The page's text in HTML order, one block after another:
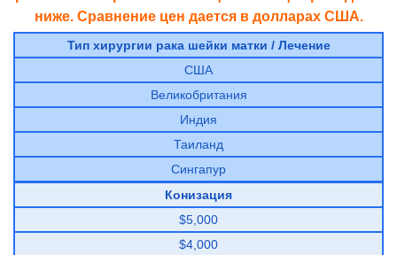
ниже. Сравнение цен дается в долларах США.
Тип хирургии рака шейки матки / Лечение
США
Великобритания
Индия
Таиланд
Сингапур
Конизация
$5,000
$4,000